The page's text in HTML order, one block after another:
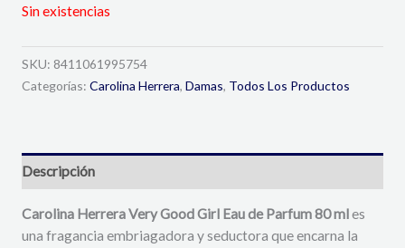
Sin existencias
SKU: 8411061995754
Categorías: Carolina Herrera, Damas, Todos Los Productos
Descripción
Carolina Herrera Very Good Girl Eau de Parfum 80 mles
una fragancia embriagadora y seductora que encarna la